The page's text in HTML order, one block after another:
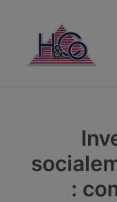
ENTREPRISE
CRÉDIT
ÉPARGNE
: